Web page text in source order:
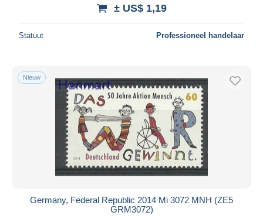
± US$ 1,19
Statuut Professioneel handelaar
Nieuw
Germany, Federal Republic 2014 Mi 3072 MNH (ZE5
GRM3072)